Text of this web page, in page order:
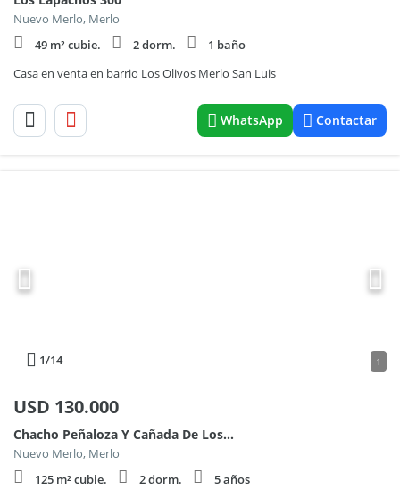
Nuevo Merlo, Merlo
49 m² cubie.
2 dorm.
1 baño
Casa en venta en barrio Los Olivos Merlo San Luis
WhatsApp Contactar
1/14 1
USD 130.000
Chacho Peñaloza Y Cañada De Los Zainos
Nuevo Merlo, Merlo
125 m² cubie.
2 dorm.
5 años